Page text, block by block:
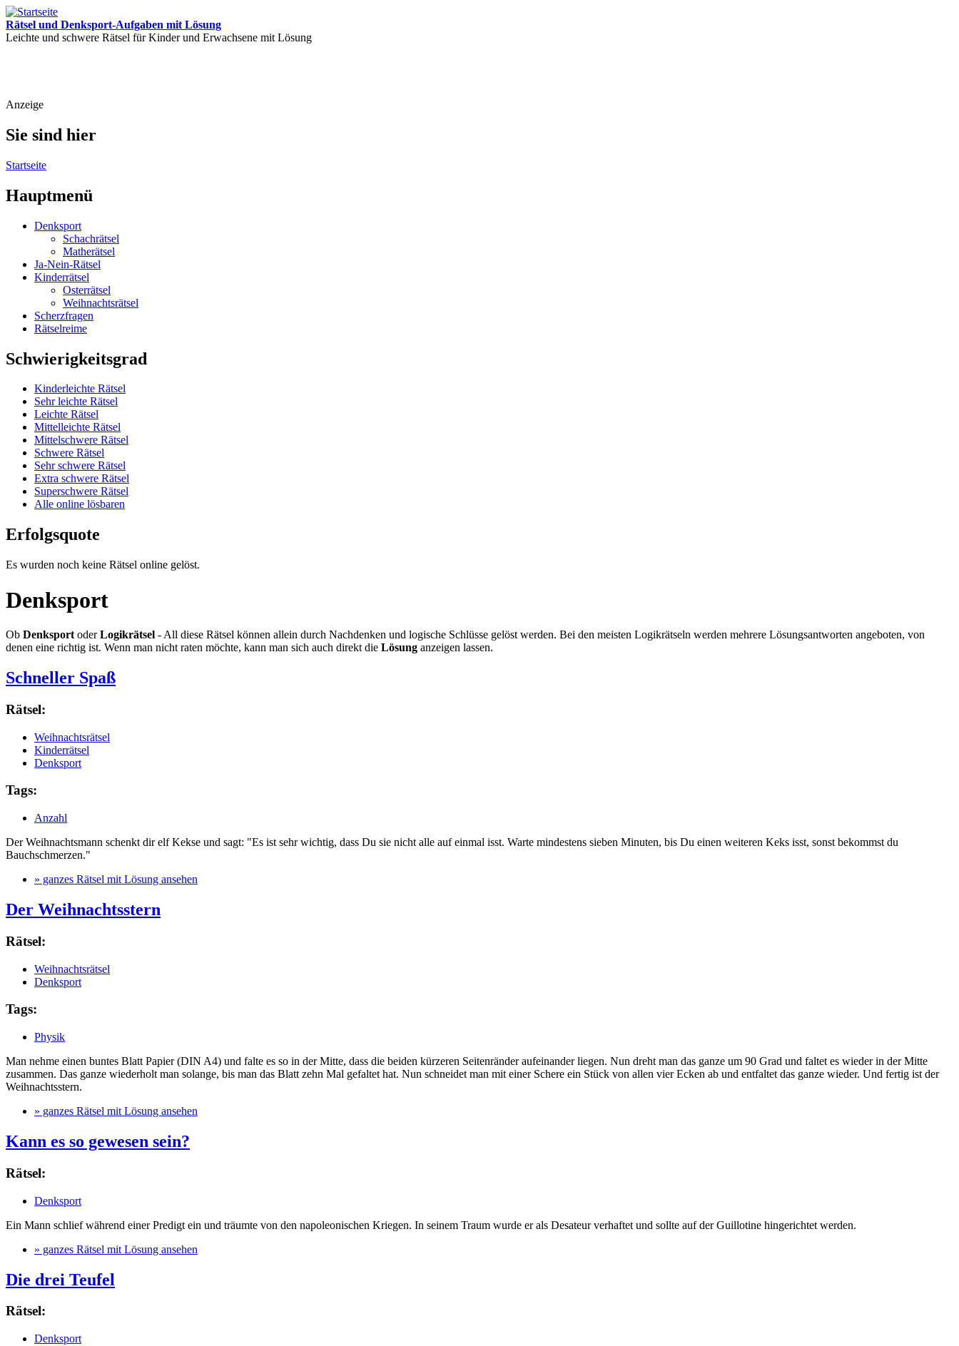
Rätsel und Denksport-Aufgaben mit Lösung
Leichte und schwere Rätsel für Kinder und Erwachsene mit Lösung
Anzeige
Sie sind hier
Startseite
Hauptmenü
Denksport
Schachrätsel
Matherätsel
Ja-Nein-Rätsel
Kinderrätsel
Osterrätsel
Weihnachtsrätsel
Scherzfragen
Rätselreime
Schwierigkeitsgrad
Kinderleichte Rätsel
Sehr leichte Rätsel
Leichte Rätsel
Mittelleichte Rätsel
Mittelschwere Rätsel
Schwere Rätsel
Sehr schwere Rätsel
Extra schwere Rätsel
Superschwere Rätsel
Alle online lösbaren
Erfolgsquote
Es wurden noch keine Rätsel online gelöst.
Denksport
Ob Denksport oderLogikrätsel - All diese Rätsel können allein durch Nachdenken und logische Schlüsse gelöst werden. Bei den meisten Logikrätseln werden mehrere Lösungsantworten angeboten, von
denen eine richtig ist. Wenn man nicht raten möchte, kann man sich auch direkt die Lösung anzeigen lassen.
Schneller Spaß
Rätsel:
Weihnachtsrätsel
Kinderrätsel
Denksport
Tags:
Anzahl
Der Weihnachtsmann schenkt dir elf Kekse und sagt: "Es ist sehr wichtig, dass Du sie nicht alle auf einmal isst. Warte mindestens sieben Minuten, bis Du einen weiteren Keks isst, sonst bekommst du
Bauchschmerzen."
» ganzes Rätsel mit Lösung ansehen
Der Weihnachtsstern
Rätsel:
Weihnachtsrätsel
Denksport
Tags:
Physik
Man nehme einen buntes Blatt Papier (DIN A4) und falte es so in der Mitte, dass die beiden kürzeren Seitenränder aufeinander liegen. Nun dreht man das ganze um 90 Grad und faltet es wieder in der Mitte
zusammen. Das ganze wiederholt man solange, bis man das Blatt zehn Mal gefaltet hat. Nun schneidet man mit einer Schere ein Stück von allen vier Ecken ab und entfaltet das ganze wieder. Und fertig ist der
Weihnachtsstern.
» ganzes Rätsel mit Lösung ansehen
Kann es so gewesen sein?
Rätsel:
Denksport
Ein Mann schlief während einer Predigt ein und träumte von den napoleonischen Kriegen. In seinem Traum wurde er als Desateur verhaftet und sollte auf der Guillotine hingerichtet werden.
» ganzes Rätsel mit Lösung ansehen
Die drei Teufel
Rätsel:
Denksport